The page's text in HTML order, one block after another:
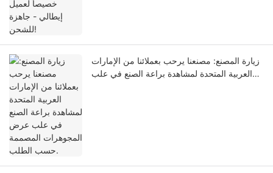
زيارة المصنع: مصنعنا يرحب بعملائنا من الإمارات
العربية المتحدة لمشاهدة براعة الصنع في علب